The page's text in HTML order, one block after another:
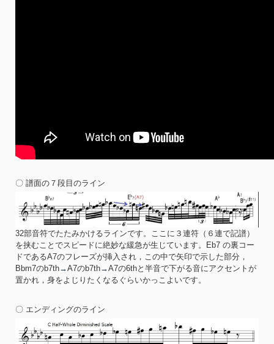
〇 譜面の７段目のライン
32部音符でたたみかけるラインです。ここに３連符（６連で記譜）
を挟むことでスピードに絶妙な緩急が生じています。Eb7 の裏コー
ドであるA7のフレーズが挿入され，この中で矢印で示した部分，
Bbm7のb7th→A7のb7th→A7の6thと半音で下がる音にアクセントが
置かれ，身をよじりたくなるぐらいかっこよいです。
〇 エンディングのライン